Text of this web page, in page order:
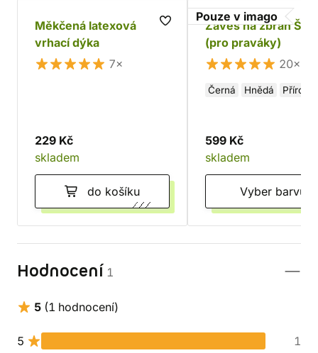
Měkčená latexová
vrhací dýka
7×
229 Kč
skladem
do košíku
Pouze v imago
Závěs na zbraň
(pro praváky)
20×
Černá Hnědá Přírodní
599 Kč
skladem
Vyber barvu
Hodnocení 1
5 (1 hodnocení)
5 1